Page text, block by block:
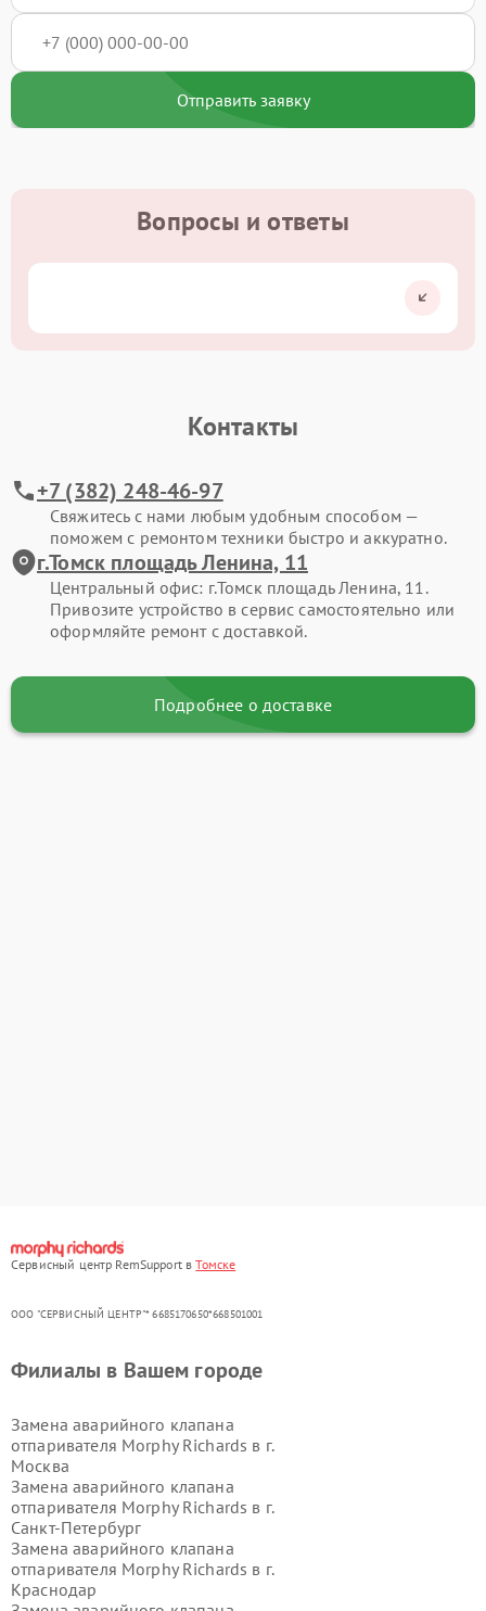
Отправить заявку
Вопросы и ответы
Контакты
+7 (382) 248-46-97
Свяжитесь с нами любым удобным способом —
поможем с ремонтом техники быстро и аккуратно.
г.Томск площадь Ленина, 11
Центральный офис: г.Томск площадь Ленина, 11.
Привозите устройство в сервис самостоятельно или
оформляйте ремонт с доставкой.
Подробнее о доставке
Сервисный центр RemSupport вТомске
ООО "СЕРВИСНЫЙ ЦЕНТР"* 6685170650*668501001
Филиалы в Вашем городе
Замена аварийного клапана
отпаривателя Morphy Richards в г.
Москва
Замена аварийного клапана
отпаривателя Morphy Richards в г.
Санкт-Петербург
Замена аварийного клапана
отпаривателя Morphy Richards в г.
Краснодар